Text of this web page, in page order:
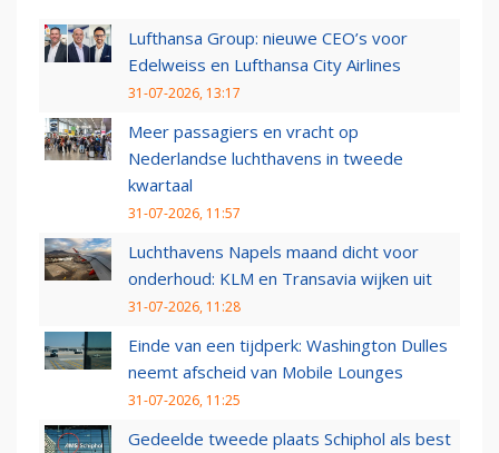
Lufthansa Group: nieuwe CEO’s voor
Edelweiss en Lufthansa City Airlines
31-07-2026, 13:17
Meer passagiers en vracht op
Nederlandse luchthavens in tweede
kwartaal
31-07-2026, 11:57
Luchthavens Napels maand dicht voor
onderhoud: KLM en Transavia wijken uit
31-07-2026, 11:28
Einde van een tijdperk: Washington Dulles
neemt afscheid van Mobile Lounges
31-07-2026, 11:25
Gedeelde tweede plaats Schiphol als best